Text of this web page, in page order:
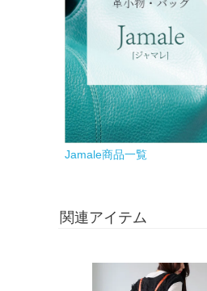
Jamale商品一覧
関連アイテム